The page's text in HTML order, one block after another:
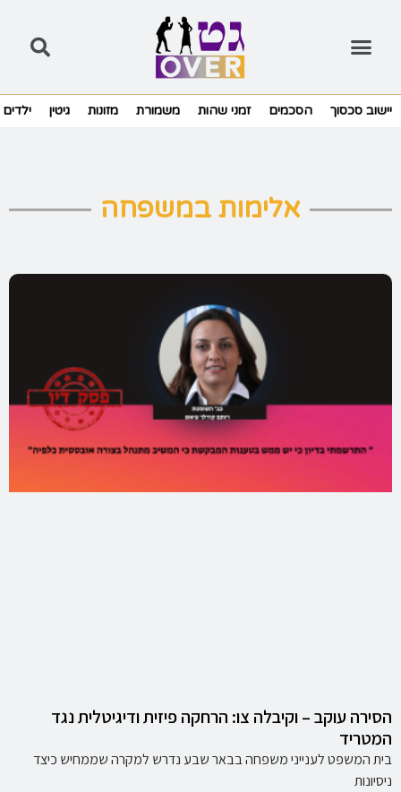
יישוב סכסוך הסכמים זמני שהות משמורת מזונות גיטין ילדים
אלימות במשפחה
הסירה עוקב – וקיבלה צו: הרחקה פיזית ודיגיטלית נגד
המטריד
בית המשפט לענייני משפחה בבאר שבע נדרש למקרה שממחיש כיצד
ניסיונות